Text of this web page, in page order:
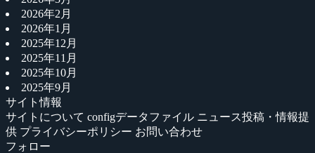
2026年2月
2026年1月
2025年12月
2025年11月
2025年10月
2025年9月
サイト情報
サイトについて configデータファイル ニュース投稿・情報提
供 プライバシーポリシー お問い合わせ
フォロー